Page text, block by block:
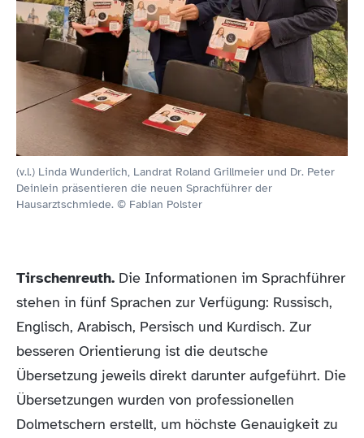
(v.l.) Linda Wunderlich, Landrat Roland Grillmeier und Dr. Peter
Deinlein präsentieren die neuen Sprachführer der
Hausarztschmiede. © Fabian Polster
Tirschenreuth. Die Informationen im Sprachführer
stehen in fünf Sprachen zur Verfügung: Russisch,
Englisch, Arabisch, Persisch und Kurdisch. Zur
besseren Orientierung ist die deutsche
Übersetzung jeweils direkt darunter aufgeführt. Die
Übersetzungen wurden von professionellen
Dolmetschern erstellt, um höchste Genauigkeit zu